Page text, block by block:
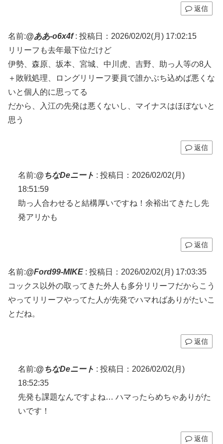
返信
名前:@ああ-o6x4f: 投稿日：2026/02/02(月) 17:02:15
リリーフも去年最下位だけど
伊勢、森原、坂本、宮城、中川虎、吉野、助っ人等の8人
＋敗戦処理、ロングリリーフ要員で誰かぶち込めば悪くな
いと個人的に思ってる
だから、入江の先発は悪くないし、マイナスはほぼないと
思う
返信
名前:@ちなDeニート : 投稿日：2026/02/02(月)
18:51:59
助っ人合わせると結構厚いですね！余裕出てきたし先
発アリかも
返信
名前:@Ford99-MIKE : 投稿日：2026/02/02(月) 17:03:35
コックス以外の取ってきた外人も多分リリーフだからこう
やってリリーフやってた人が先発でハマればありがたいこ
とだね。
返信
名前:@ちなDeニート : 投稿日：2026/02/02(月)
18:52:35
先発も課題なんですよね… ハマったらめちゃありがた
いです！
返信